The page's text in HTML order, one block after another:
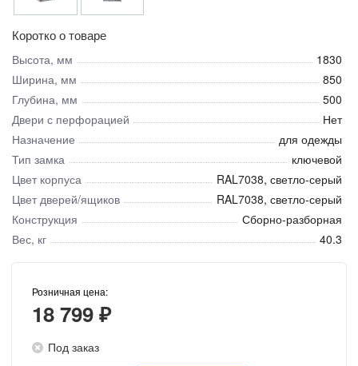
Коротко о товаре
Высота, мм
1830
Ширина, мм
850
Глубина, мм
500
Двери с перфорацией
Нет
Назначение
для одежды
Тип замка
ключевой
Цвет корпуса
RAL7038, светло-серый
Цвет дверей/ящиков
RAL7038, светло-серый
Конструкция
Сборно-разборная
Вес, кг
40.3
Розничная цена:
18 799 ₽
Под заказ